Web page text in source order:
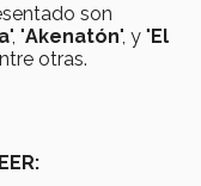
son
", "Akenatón", y "El
otras.